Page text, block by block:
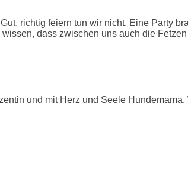
richtig feiern tun wir nicht. Eine Party
dass zwischen uns auch die
und mit Herz und Seele